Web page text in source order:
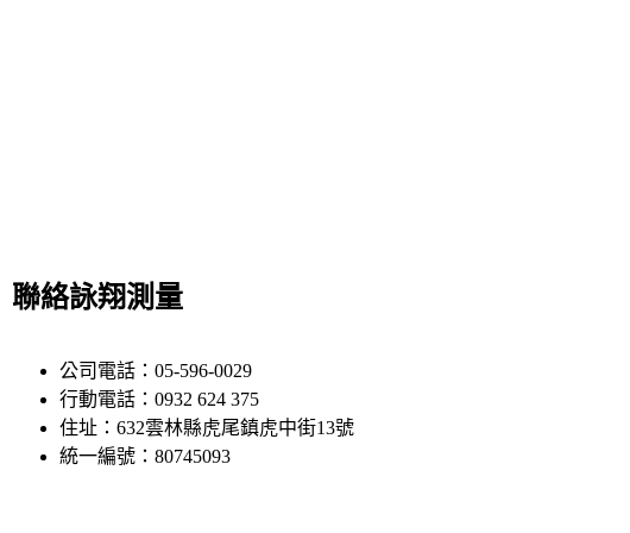
聯絡詠翔測量
公司電話：05-596-0029
行動電話：0932 624 375
住址：632雲林縣虎尾鎮虎中街13號
統一編號：80745093